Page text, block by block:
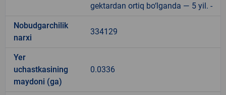
gektardan ortiq bo‘lganda — 5 yil. -
Nobudgarchilik
narxi
334129
Yer
uchastkasining
maydoni (ga)
0.0336